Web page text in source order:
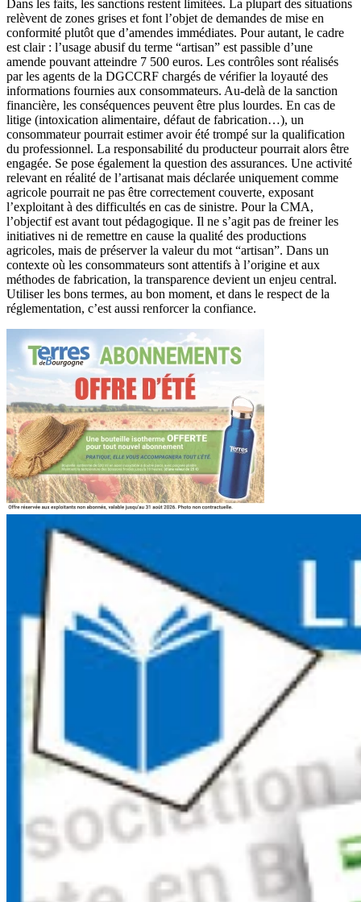
Dans les faits, les sanctions restent limitées. La plupart des situations
relèvent de zones grises et font l’objet de demandes de mise en
conformité plutôt que d’amendes immédiates. Pour autant, le cadre
est clair : l’usage abusif du terme “artisan” est passible d’une
amende pouvant atteindre 7 500 euros. Les contrôles sont réalisés
par les agents de la DGCCRF chargés de vérifier la loyauté des
informations fournies aux consommateurs. Au-delà de la sanction
financière, les conséquences peuvent être plus lourdes. En cas de
litige (intoxication alimentaire, défaut de fabrication…), un
consommateur pourrait estimer avoir été trompé sur la qualification
du professionnel. La responsabilité du producteur pourrait alors être
engagée. Se pose également la question des assurances. Une activité
relevant en réalité de l’artisanat mais déclarée uniquement comme
agricole pourrait ne pas être correctement couverte, exposant
l’exploitant à des difficultés en cas de sinistre. Pour la CMA,
l’objectif est avant tout pédagogique. Il ne s’agit pas de freiner les
initiatives ni de remettre en cause la qualité des productions
agricoles, mais de préserver la valeur du mot “artisan”. Dans un
contexte où les consommateurs sont attentifs à l’origine et aux
méthodes de fabrication, la transparence devient un enjeu central.
Utiliser les bons termes, au bon moment, et dans le respect de la
réglementation, c’est aussi renforcer la confiance.